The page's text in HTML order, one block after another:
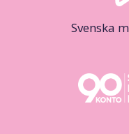
Svenska